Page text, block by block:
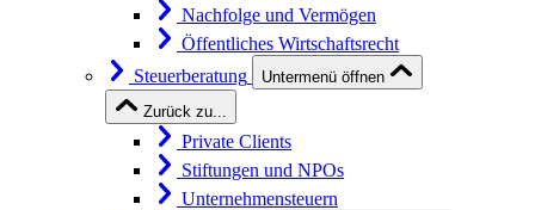
Nachfolge und Vermögen
Öffentliches Wirtschaftsrecht
Steuerberatung
Untermenü öffnen
Zurück zu...
Private Clients
Stiftungen und NPOs
Unternehmensteuern